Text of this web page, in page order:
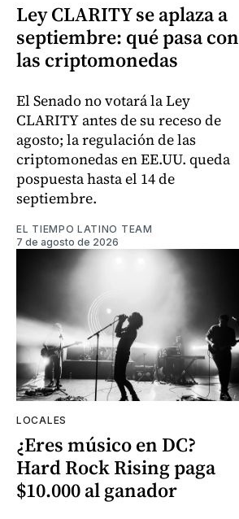
Ley CLARITY se aplaza a
septiembre: qué pasa con
las criptomonedas
El Senado no votará la Ley
CLARITY antes de su receso de
agosto; la regulación de las
criptomonedas en EE.UU. queda
pospuesta hasta el 14 de
septiembre.
EL TIEMPO LATINO TEAM
7 de agosto de 2026
LOCALES
¿Eres músico en DC?
Hard Rock Rising paga
$10.000 al ganador